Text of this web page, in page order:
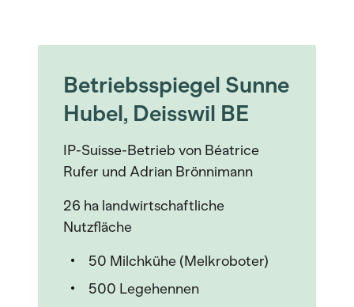
Betriebsspiegel Sunne
Hubel, Deisswil BE
IP-Suisse-Betrieb von Béatrice
Rufer und Adrian Brönnimann
26 ha landwirtschaftliche
Nutzfläche
50 Milchkühe (Melkroboter)
500 Legehennen